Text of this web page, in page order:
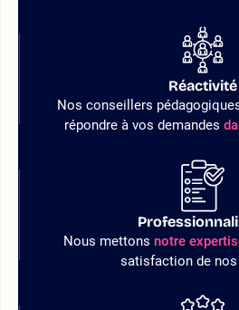
Réactivité
Nos conseillers
répondre à vos demandes
Nous mettons notre
satisfaction de